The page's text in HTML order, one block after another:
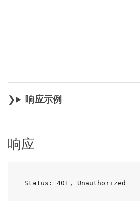
响应示例
响应
Status: 401, Unauthorized